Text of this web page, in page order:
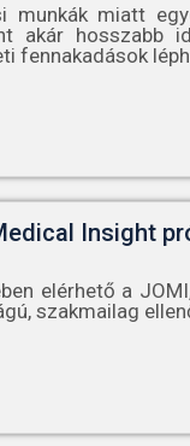
munkák miatt
akár hosszabb
fennakadások
Insight
elérhető a
szakmailag